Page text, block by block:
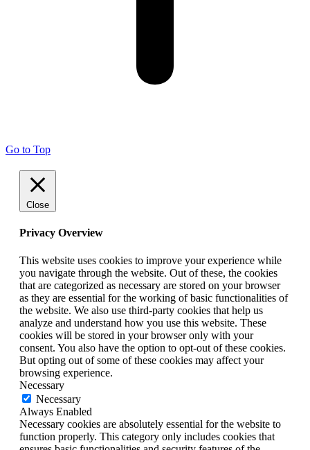
Go to Top
Close
Privacy Overview
This website uses cookies to improve your experience while
you navigate through the website. Out of these, the cookies
that are categorized as necessary are stored on your browser
as they are essential for the working of basic functionalities of
the website. We also use third-party cookies that help us
analyze and understand how you use this website. These
cookies will be stored in your browser only with your
consent. You also have the option to opt-out of these cookies.
But opting out of some of these cookies may affect your
browsing experience.
Necessary
Necessary
Always Enabled
Necessary cookies are absolutely essential for the website to
function properly. This category only includes cookies that